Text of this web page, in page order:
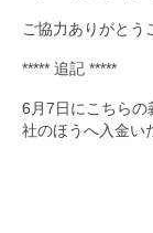
ご協力ありがとう
***** 追記 *****
6月7日にこちらの
社のほうへ入金い